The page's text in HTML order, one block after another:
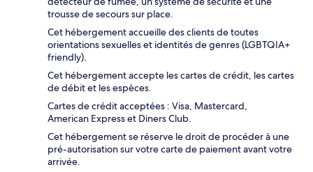
trousse de secours sur place.
Cet hébergement accueille des clients de toutes
orientations sexuelles et identités de genres (LGBTQIA+
friendly).
Cet hébergement accepte les cartes de crédit, les cartes
de débit et les espèces.
Cartes de crédit acceptées : Visa, Mastercard,
American Express et Diners Club.
Cet hébergement se réserve le droit de procéder à une
pré-autorisation sur votre carte de paiement avant votre
arrivée.